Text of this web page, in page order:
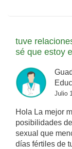
tuve
sé que estoy
Julio
Hola La mejor
posibilidades
sexual que
días fértiles de